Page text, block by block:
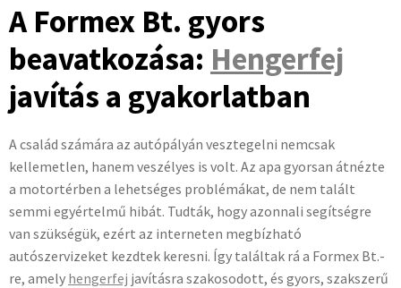
A Formex Bt. gyors
beavatkozása: Hengerfej
javítás a gyakorlatban
A család számára az autópályán vesztegelni nemcsak
kellemetlen, hanem veszélyes is volt. Az apa gyorsan átnézte
a motortérben a lehetséges problémákat, de nem talált
semmi egyértelmű hibát. Tudták, hogy azonnali segítségre
van szükségük, ezért az interneten megbízható
autószervizeket kezdtek keresni. Így találtak rá a Formex Bt.-
re, amely hengerfej javításra szakosodott, és gyors, szakszerű